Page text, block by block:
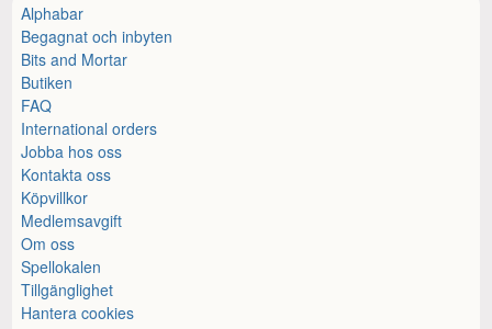
Alphabar
Begagnat och inbyten
Bits and Mortar
Butiken
FAQ
International orders
Jobba hos oss
Kontakta oss
Köpvillkor
Medlemsavgift
Om oss
Spellokalen
Tillgänglighet
Hantera cookies